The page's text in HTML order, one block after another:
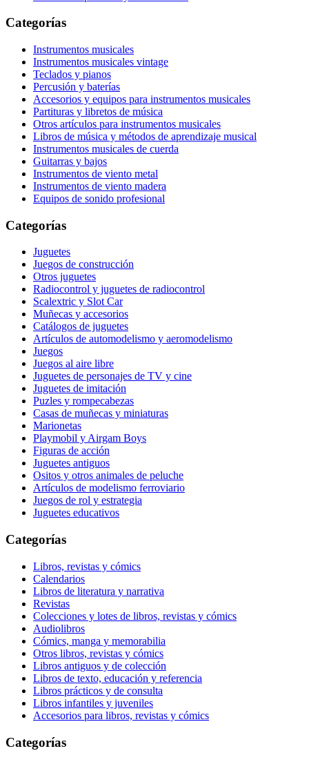
Categorías
Instrumentos musicales
Instrumentos musicales vintage
Teclados y pianos
Percusión y baterías
Accesorios y equipos para instrumentos musicales
Partituras y libretos de música
Otros artículos para instrumentos musicales
Libros de música y métodos de aprendizaje musical
Instrumentos musicales de cuerda
Guitarras y bajos
Instrumentos de viento metal
Instrumentos de viento madera
Equipos de sonido profesional
Categorías
Juguetes
Juegos de construcción
Otros juguetes
Radiocontrol y juguetes de radiocontrol
Scalextric y Slot Car
Muñecas y accesorios
Catálogos de juguetes
Artículos de automodelismo y aeromodelismo
Juegos
Juegos al aire libre
Juguetes de personajes de TV y cine
Juguetes de imitación
Puzles y rompecabezas
Casas de muñecas y miniaturas
Marionetas
Playmobil y Airgam Boys
Figuras de acción
Juguetes antiguos
Ositos y otros animales de peluche
Artículos de modelismo ferroviario
Juegos de rol y estrategia
Juguetes educativos
Categorías
Libros, revistas y cómics
Calendarios
Libros de literatura y narrativa
Revistas
Colecciones y lotes de libros, revistas y cómics
Audiolibros
Cómics, manga y memorabilia
Otros libros, revistas y cómics
Libros antiguos y de colección
Libros de texto, educación y referencia
Libros prácticos y de consulta
Libros infantiles y juveniles
Accesorios para libros, revistas y cómics
Categorías